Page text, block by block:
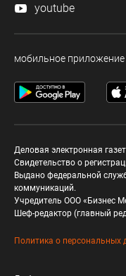
youtube
мобильное приложение
Деловая электронная
Свидетельство о
Выдано федеральной
коммуникаций.
Учредитель ООО «Бизнес
Шеф-редактор (главный
Политика о персональных